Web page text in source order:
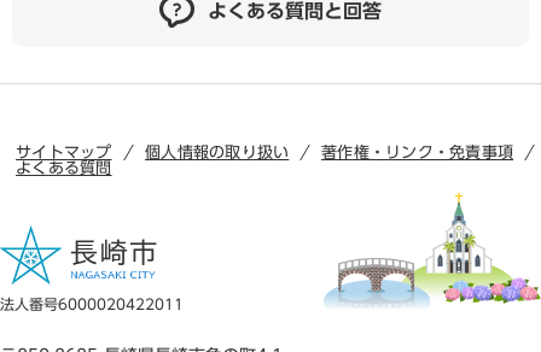
よくある質問と回答
サイトマップ 個人情報の取り扱い
著作権・リンク・免責事項
よくある質問
法人番号6000020422011